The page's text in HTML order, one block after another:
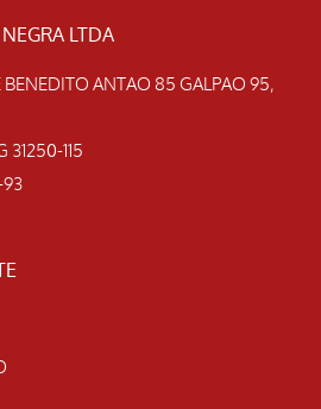
LTDA
BENEDITO ANTAO 85 GALPAO 95,
115
93